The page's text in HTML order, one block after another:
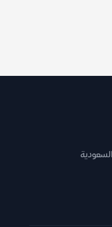
السعودية